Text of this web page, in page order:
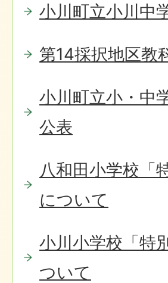
小川町立小川中
第14採択地区教
小川町立小・中
公表
八和田小学校「
について
小川小学校「特
ついて